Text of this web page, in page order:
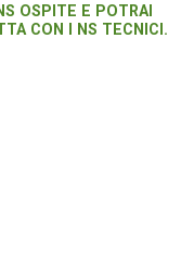
OSPITE E POTRAI
CON I NS TECNICI.